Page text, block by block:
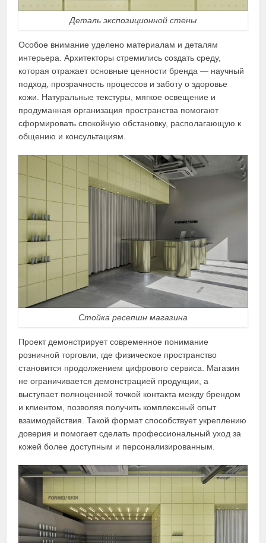
Деталь экспозиционной стены
Особое внимание уделено материалам и деталям
интерьера. Архитекторы стремились создать среду,
которая отражает основные ценности бренда — научный
подход, прозрачность процессов и заботу о здоровье
кожи. Натуральные текстуры, мягкое освещение и
продуманная организация пространства помогают
сформировать спокойную обстановку, располагающую к
общению и консультациям.
Стойка ресепшн магазина
Проект демонстрирует современное понимание
розничной торговли, где физическое пространство
становится продолжением цифрового сервиса. Магазин
не ограничивается демонстрацией продукции, а
выступает полноценной точкой контакта между брендом
и клиентом, позволяя получить комплексный опыт
взаимодействия. Такой формат способствует укреплению
доверия и помогает сделать профессиональный уход за
кожей более доступным и персонализированным.